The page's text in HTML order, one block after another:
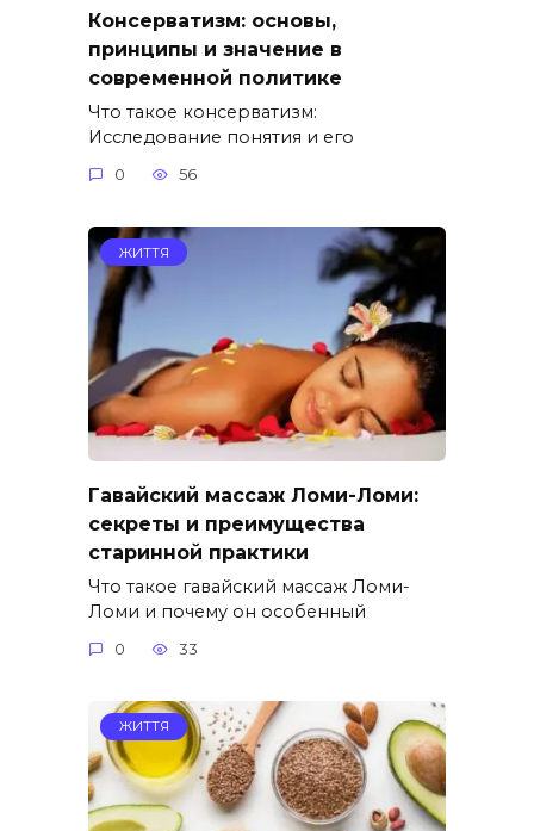
Консерватизм: основы,
принципы и значение в
современной политике
Что такое консерватизм:
Исследование понятия и его
0 56
ЖИТТЯ
Гавайский массаж Ломи-Ломи:
секреты и преимущества
старинной практики
Что такое гавайский массаж Ломи-
Ломи и почему он особенный
0 33
ЖИТТЯ